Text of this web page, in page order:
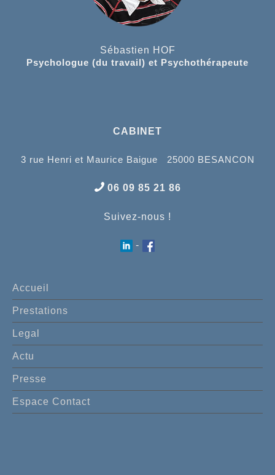
Sébastien HOF
Psychologue (du travail) et Psychothérapeute
CABINET
3 rue Henri et Maurice Baigue 25000 BESANCON
06 09 85 21 86
Suivez-nous !
-
Accueil
Prestations
Legal
Actu
Presse
Espace Contact